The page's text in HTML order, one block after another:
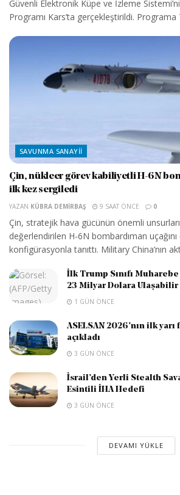
Güvenli Elektronik Küpe ve İzleme
Programı Kars’ta gerçekleştirildi. Programa
SAVUNMA SANAYII
Çin, nükleer görev kabiliyetli H-6N
ilk kez sergiledi
YAZAN KÜBRA DEMIRBAŞ 9 SAAT ÖNCE 0
Çin, stratejik hava gücünün önemli
değerlendirilen H-6N bombardıman
konfigürasyonla tanıttı. Military China’nın
İlk Trump Sınıfı
23 Milyar Dolara Ulaşabilir
1 GÜN ÖNCE
ASELSAN 2026’nın ilk
açıkladı
3 GÜN ÖNCE
İsrail’den Yerli Stealth
Esintili İHA Hedefi
3 GÜN ÖNCE
DEVAMI YÜKLE